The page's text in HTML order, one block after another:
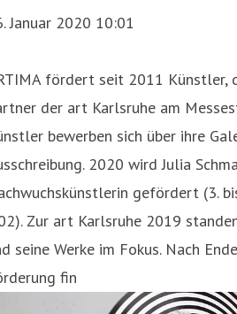
Januar 2020 10:01
fördert seit 2011 Künstler,
der art Karlsruhe am
bewerben sich über ihre
2020 wird Julia
gefördert (3.
Zur art Karlsruhe 2019
seine Werke im Fokus. Nach
fin